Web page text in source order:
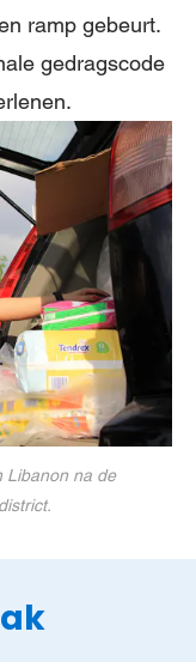
ramp gebeurt.
gedragscode
Libanon na de